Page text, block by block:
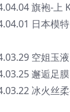
旗袍-上
日本模
空姐玉
邂逅足
冰火丝